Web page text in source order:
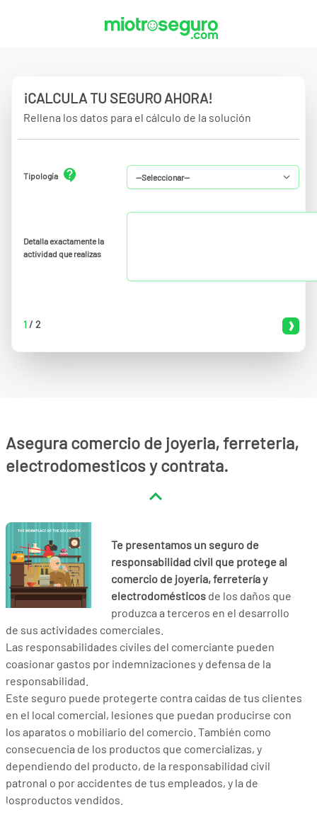
Asegura comercio de joyeria, ferreteria,
electrodomesticos y contrata.
Te presentamos un seguro de
responsabilidad civil que protege al
comercio de joyeria, ferretería y
electrodomésticos de los daños que
produzca a terceros en el desarrollo
de sus actividades comerciales.
Las responsabilidades civiles del comerciante pueden
coasionar gastos por indemnizaciones y defensa de la
responsabilidad.
Este seguro puede protegerte contra caidas de tus clientes
en el local comercial, lesiones que puedan producirse con
los aparatos o mobiliario del comercio. También como
consecuencia de los productos que comercializas, y
dependiendo del producto, de la responsabilidad civil
patronal o por accidentes de tus empleados, y la de
losproductos vendidos.
¡CALCULA TU SEGURO AHORA!
Rellena los datos para el cálculo de la solución
Tipología
Detalla exactamente la
actividad que realizas
1/ 2